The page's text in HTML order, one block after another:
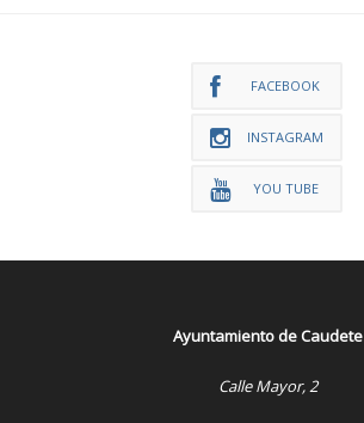
FACEBOOK
INSTAGRAM
YOU TUBE
Ayuntamiento de Caudete
Calle Mayor, 2